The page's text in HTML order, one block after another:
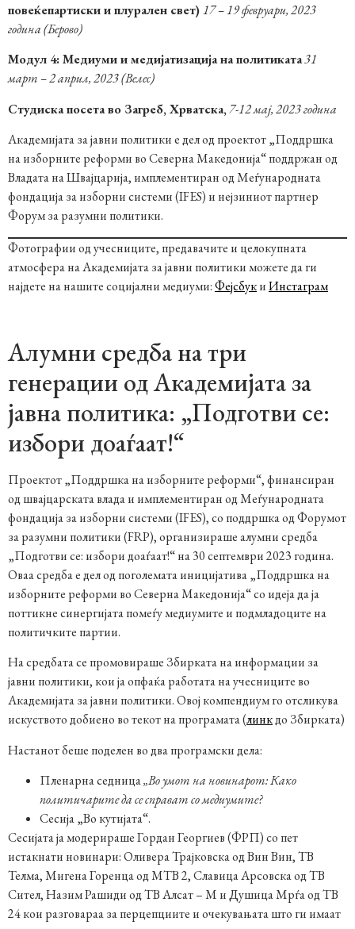
повеќепартиски и плурален свет)17 – 19 февруари, 2023
година (Берово)
Модул 4: Медиуми и медијатизација на политиката31
март – 2 април, 2023 (Велес)
Студиска посета во Загреб, Хрватска,7-12 мај, 2023 година
Академијата за јавни политики е дел од проектот „Поддршка
на изборните реформи во Северна Македонија“ поддржан од
Владата на Швајцарија, имплементиран од Меѓународната
фондација за изборни системи (IFES) и нејзиниот партнер
Форум за разумни политики.
Фотографии од учесниците, предавачите и целокупната
атмосфера на Академијата за јавни политики можете да ги
најдете на нашите социјални медиуми:ФејсбукиИнстаграм
Алумни средба на три
генерации од Академијата за
јавна политика: „Подготви се:
избори доаѓаат!“
Проектот „Поддршка на изборните реформи“, финансиран
од швајцарската влада и имплементиран од Меѓународната
фондација за изборни системи (IFES), со поддршка од Форумот
за разумни политики (FRP), организираше алумни средба
„Подготви се: избори доаѓаат!“ на 30 септември 2023 година.
Оваа средба е дел од поголемата иницијатива „Поддршка на
изборните реформи во Северна Македонија“ со идеја да ја
поттикне синергијата помеѓу медиумите и подмладоците на
политичките партии.
На средбата се промовираше Збирката на информации за
јавни политики, кои ја опфаќа работата на учесниците во
Академијата за јавни политики. Овој компендиум го отсликува
искуството добиено во текот на програмата (линкдо Збирката)
Настанот беше поделен во два програмски дела:
Пленарна седница„Во умот на новинарот: Како
политичарите да се справат со медиумите?
Сесија „Во кутијата“.
Сесијата ја модерираше Гордан Георгиев (ФРП) со пет
истакнати новинари: Оливера Трајковска од Вин Вин, ТВ
Телма, Мигена Горенца од МТВ 2, Славица Арсовска од ТВ
Сител, Назим Рашиди од ТВ Алсат – М и Душица Мрѓа од ТВ
24 кои разговараа за перцепциите и очекувањата што ги имаат